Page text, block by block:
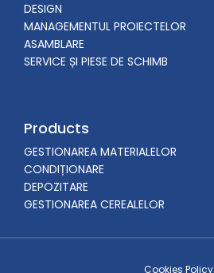
DESIGN
MANAGEMENTUL PROIECTELOR
ASAMBLARE
SERVICE ȘI PIESE DE SCHIMB
Products
GESTIONAREA MATERIALELOR
CONDIȚIONARE
DEPOZITARE
GESTIONAREA CEREALELOR
Cookies Policy